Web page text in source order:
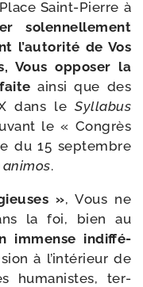
Saint-​Pierre à
solen­nel­le­ment
l’au­to­ri­té de Vos
Vous oppo­ser la
ain­si que des
dans le Syllabus
le « Congrès
du 15 sep­tembre
.
», Vous ne
la foi, bien au
immense indif­fé­
à l’in­té­rieur de
huma­nistes, ter­